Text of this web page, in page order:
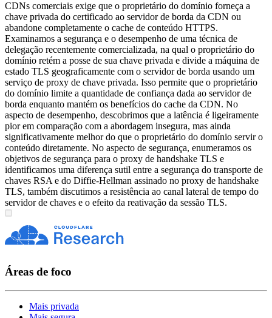
CDNs comerciais exige que o proprietário do domínio forneça a
chave privada do certificado ao servidor de borda da CDN ou
abandone completamente o cache de conteúdo HTTPS.
Examinamos a segurança e o desempenho de uma técnica de
delegação recentemente comercializada, na qual o proprietário do
domínio retém a posse de sua chave privada e divide a máquina de
estado TLS geograficamente com o servidor de borda usando um
serviço de proxy de chave privada. Isso permite que o proprietário
do domínio limite a quantidade de confiança dada ao servidor de
borda enquanto mantém os benefícios do cache da CDN. No
aspecto de desempenho, descobrimos que a latência é ligeiramente
pior em comparação com a abordagem insegura, mas ainda
significativamente melhor do que o proprietário do domínio servir o
conteúdo diretamente. No aspecto de segurança, enumeramos os
objetivos de segurança para o proxy de handshake TLS e
identificamos uma diferença sutil entre a segurança do transporte de
chaves RSA e do Diffie-Hellman assinado no proxy de handshake
TLS, também discutimos a resistência ao canal lateral de tempo do
servidor de chaves e o efeito da reativação da sessão TLS.
Áreas de foco
Mais privada